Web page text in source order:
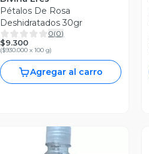
Pétalos De Rosa
Deshidratados 30gr
0(0)
$9.300
($930.000 x 100 g)
Agregar al carro